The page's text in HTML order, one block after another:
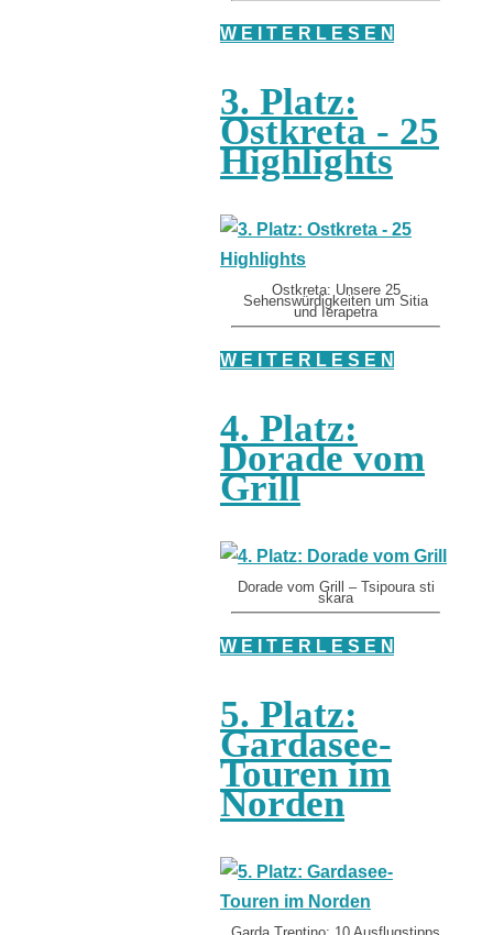
W E I T E R L E S E N
3. Platz:
Ostkreta - 25
Highlights
Ostkreta: Unsere 25
Sehenswürdigkeiten um Sitia
und Ierapetra
W E I T E R L E S E N
4. Platz:
Dorade vom
Grill
Dorade vom Grill – Tsipoura sti
skara
W E I T E R L E S E N
5. Platz:
Gardasee-
Touren im
Norden